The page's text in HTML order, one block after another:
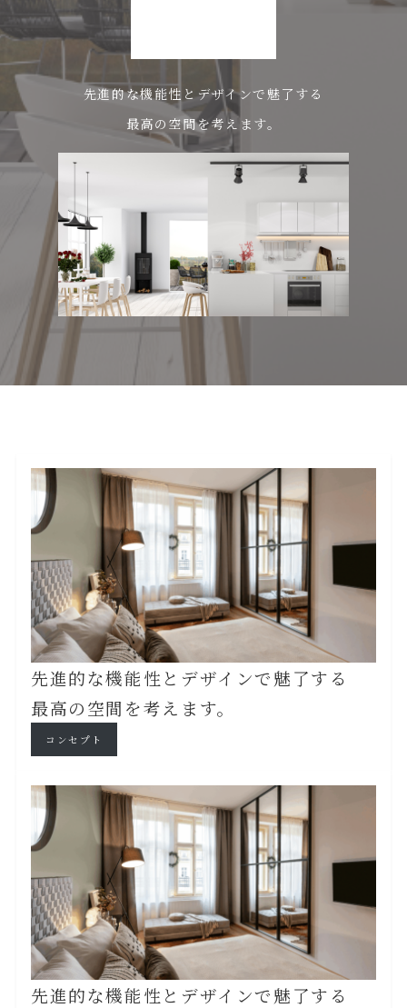
先進的な機能性とデザインで魅了する
最高の空間を考えます。
先進的な機能性とデザインで魅了する
最高の空間を考えます。
コンセプト
先進的な機能性とデザインで魅了する